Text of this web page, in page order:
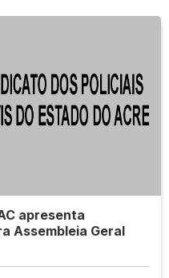
apresenta
Assembleia Geral